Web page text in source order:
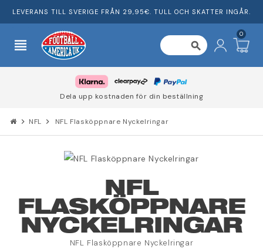
LEVERANS TILL SVERIGE FRÅN 29,95€. TULL OCH SKATTER INGÅR.
view_headline search
0
Dela upp kostnaden för din beställning
chevron_right NFL chevron_right NFL Flasköppnare Nyckelringar
NFL
FLASKÖPPNARE
NYCKELRINGAR
NFL Flasköppnare Nyckelringar